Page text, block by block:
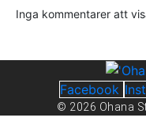
Inga kommentarer att
Facebook
© 2026 Ohana